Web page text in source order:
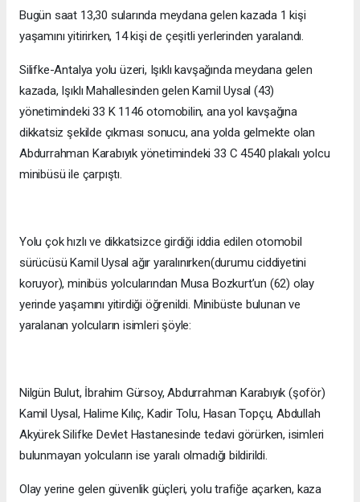
Bugün saat 13,30 sularında meydana gelen kazada 1 kişi
yaşamını yitirirken, 14 kişi de çeşitli yerlerinden yaralandı.
Silifke-Antalya yolu üzeri, Işıklı kavşağında meydana gelen
kazada, Işıklı Mahallesinden gelen Kamil Uysal (43)
yönetimindeki 33 K 1146 otomobilin, ana yol kavşağına
dikkatsiz şekilde çıkması sonucu, ana yolda gelmekte olan
Abdurrahman Karabıyık yönetimindeki 33 C 4540 plakalı yolcu
minibüsü ile çarpıştı.
Yolu çok hızlı ve dikkatsizce girdiği iddia edilen otomobil
sürücüsü Kamil Uysal ağır yaralınırken(durumu ciddiyetini
koruyor), minibüs yolcularından Musa Bozkurt’un (62) olay
yerinde yaşamını yitirdiği öğrenildi. Minibüste bulunan ve
yaralanan yolcuların isimleri şöyle:
Nilgün Bulut, İbrahim Gürsoy, Abdurrahman Karabıyık (şoför)
Kamil Uysal, Halime Kılıç, Kadir Tolu, Hasan Topçu, Abdullah
Akyürek Silifke Devlet Hastanesinde tedavi görürken, isimleri
bulunmayan yolcuların ise yaralı olmadığı bildirildi.
Olay yerine gelen güvenlik güçleri, yolu trafiğe açarken, kaza